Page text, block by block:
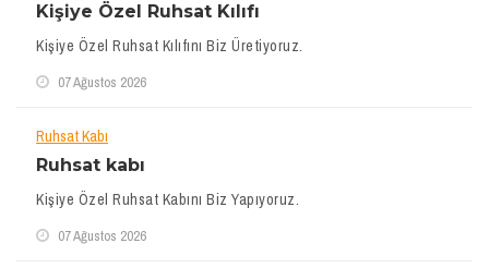
Kişiye Özel Ruhsat Kılıfı
Kişiye Özel Ruhsat Kılıfını Biz Üretiyoruz.
07 Ağustos 2026
Ruhsat Kabı
Ruhsat kabı
Kişiye Özel Ruhsat Kabını Biz Yapıyoruz.
07 Ağustos 2026